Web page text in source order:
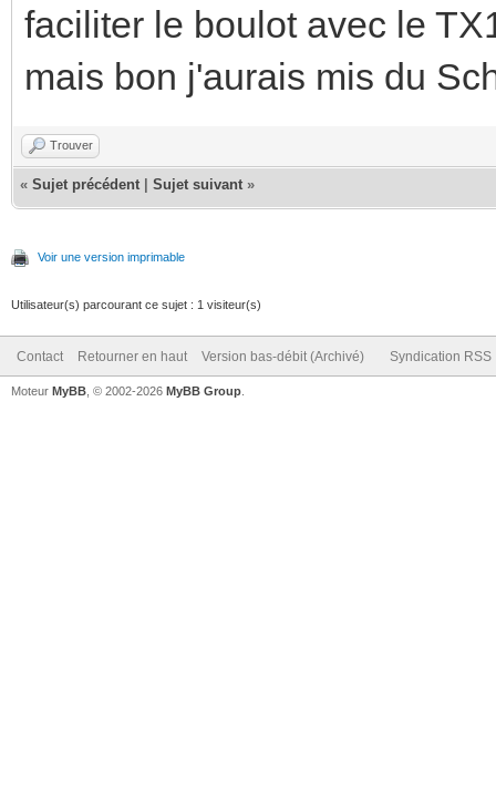
faciliter le boulot avec le
mais bon j'aurais mis du
Trouver
« Sujet précédent Sujet suivant »
Voir une version imprimable
Utilisateur(s) parcourant ce sujet : 1 visiteur(s)
Contact Retourner en haut Version bas-débit (Archivé) Syndication RSS
Moteur MyBB , © 2002-2026 MyBB Group